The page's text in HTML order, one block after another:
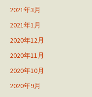
2021年3月
2021年1月
2020年12月
2020年11月
2020年10月
2020年9月